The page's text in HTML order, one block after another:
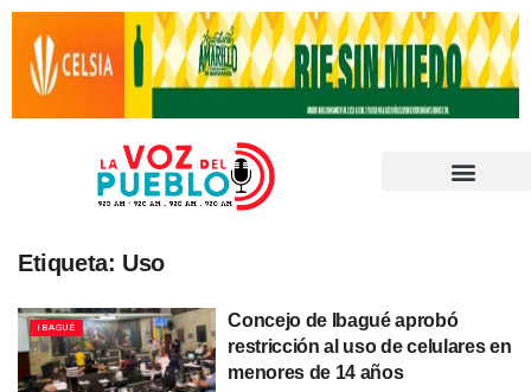
Etiqueta: Uso
IBAGUÉ
Concejo de Ibagué aprobó
restricción al uso de celulares en
menores de 14 años